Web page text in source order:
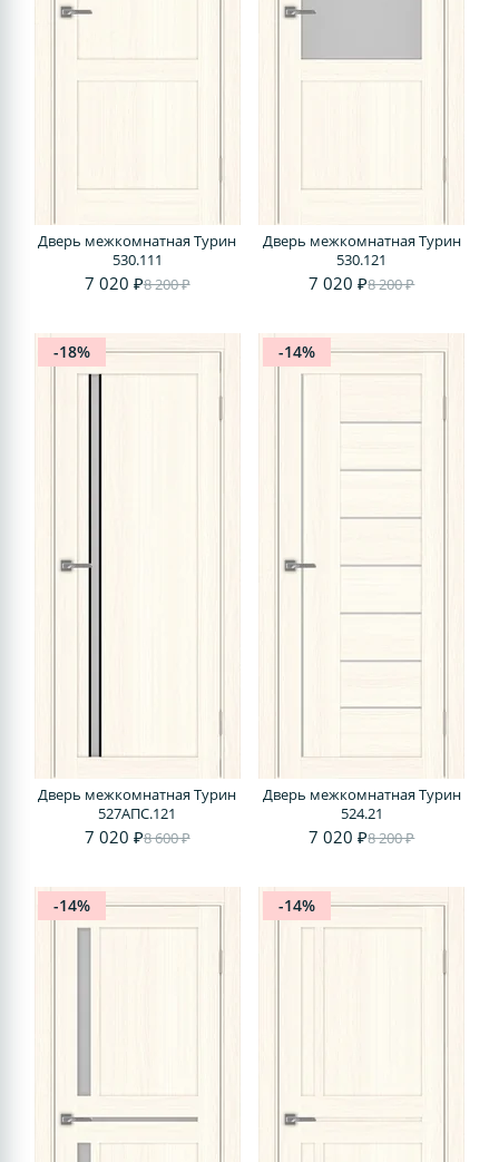
Дверь межкомнатная Турин
530.111
7 020 ₽8 200 ₽
Дверь межкомнатная Турин
530.121
7 020 ₽8 200 ₽
-18%
Дверь межкомнатная Турин
527АПС.121
7 020 ₽8 600 ₽
-14%
Дверь межкомнатная Турин
524.21
7 020 ₽8 200 ₽
-14% -14%